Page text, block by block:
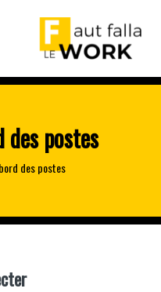
des postes
des postes